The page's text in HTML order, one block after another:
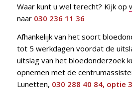
Waar kunt u wel terecht? Kijk op
naar 030 236 11 36
Afhankelijk van het soort
tot 5 werkdagen voordat de
uitslag van het bloedonderzoek
opnemen met de
Lunetten, 030 288 40 84, optie 3